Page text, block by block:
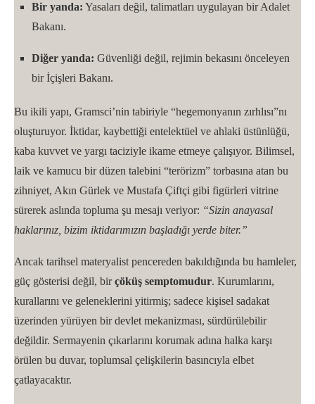
Bir yanda: Yasaları değil, talimatları uygulayan bir Adalet
Bakanı.
Diğer yanda: Güvenliği değil, rejimin bekasını önceleyen
bir İçişleri Bakanı.
Bu ikili yapı, Gramsci’nin tabiriyle “hegemonyanın zırhlısı”nı
oluşturuyor. İktidar, kaybettiği entelektüel ve ahlaki üstünlüğü,
kaba kuvvet ve yargı taciziyle ikame etmeye çalışıyor. Bilimsel,
laik ve kamucu bir düzen talebini “terörizm” torbasına atan bu
zihniyet, Akın Gürlek ve Mustafa Çiftçi gibi figürleri vitrine
sürerek aslında topluma şu mesajı veriyor: “Sizin anayasal
haklarınız, bizim iktidarımızın başladığı yerde biter.”
Ancak tarihsel materyalist pencereden bakıldığında bu hamleler,
güç gösterisi değil, birçöküş semptomudur. Kurumlarını,
kurallarını ve geleneklerini yitirmiş; sadece kişisel sadakat
üzerinden yürüyen bir devlet mekanizması, sürdürülebilir
değildir. Sermayenin çıkarlarını korumak adına halka karşı
örülen bu duvar, toplumsal çelişkilerin basıncıyla elbet
çatlayacaktır.